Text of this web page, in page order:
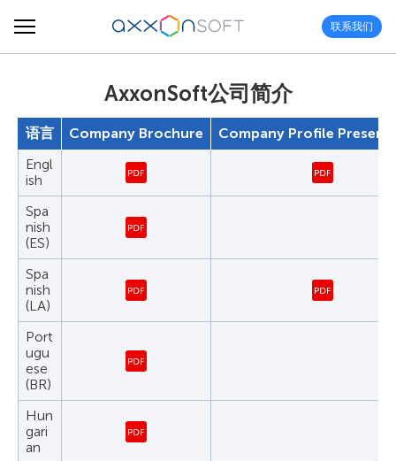
联系我们
AxxonSoft公司简介
语言 Сompany Brochure
Company Profile
Engl
ish
Spa
nish
(ES)
Spa
nish
(LA)
Port
ugu
ese
(BR)
Hun
gari
an